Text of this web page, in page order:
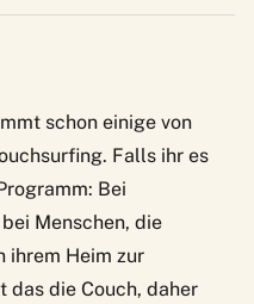
schon einige von
. Falls ihr es
Bei
Menschen, die
ihrem Heim zur
die Couch, daher